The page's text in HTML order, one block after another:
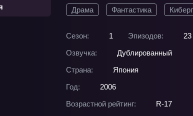
Драма Фантастика
Сезон: 1 Эпизодов:
Озвучка:
Дублированный
Страна:
Япония
Год:
2006
Возрастной рейтинг:
R-17